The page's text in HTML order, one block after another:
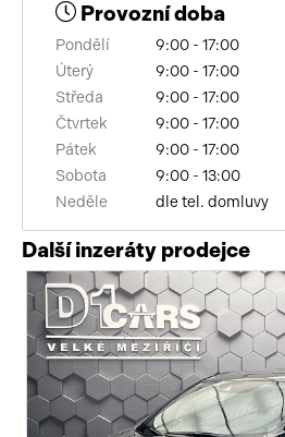
Provozní doba
Pondělí
9:00 - 17:00
Úterý
9:00 - 17:00
Středa
9:00 - 17:00
Čtvrtek
9:00 - 17:00
Pátek
9:00 - 17:00
Sobota
9:00 - 13:00
Neděle
dle tel. domluvy
Další inzeráty prodejce